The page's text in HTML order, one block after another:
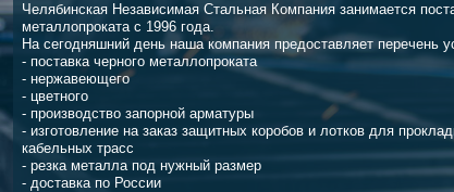
Челябинская Независимая Стальная Компания занимается
металлопроката с 1996 года.
На сегодняшний день наша компания предоставляет перечень
- поставка черного металлопроката
- нержавеющего
- цветного
- производство запорной арматуры
- изготовление на заказ защитных коробов и лотков для
кабельных трасс
- резка металла под нужный размер
- доставка по России